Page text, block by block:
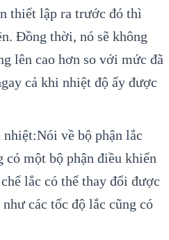
thiết lập ra trước đó thì
Đồng thời, nó sẽ không
lên cao hơn so với mức đã
cả khi nhiệt độ ấy được
nhiệt:Nói về bộ phận lắc
có một bộ phận điều khiển
lắc có thể thay đổi được
các tốc độ lắc cũng có